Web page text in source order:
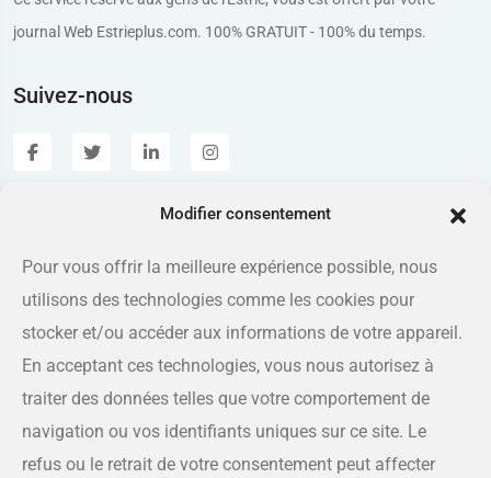
Modifier consentement
Pour vous offrir la meilleure expérience possible, nous
utilisons des technologies comme les cookies pour
stocker et/ou accéder aux informations de votre appareil.
En acceptant ces technologies, vous nous autorisez à
traiter des données telles que votre comportement de
navigation ou vos identifiants uniques sur ce site. Le
refus ou le retrait de votre consentement peut affecter
journal Web Estrieplus.com. 100% GRATUIT - 100% du temps.
Suivez-nous
Adresse
175 rue Queen, Sherbrooke QC J1L 1K1
Téléphone
819-566-8810